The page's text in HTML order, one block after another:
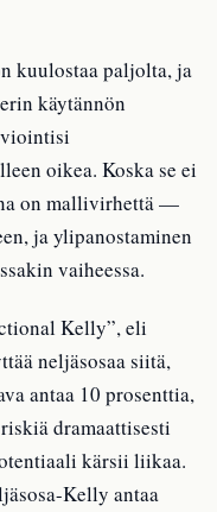
kuulostaa paljolta, ja
käytännön
oikea. Koska se ei
on mallivirhettä —
ja ylipanostaminen
vaiheessa.
Kelly”, eli
neljäsosaa siitä,
antaa 10 prosenttia,
dramaattisesti
kärsii liikaa.
Kelly antaa